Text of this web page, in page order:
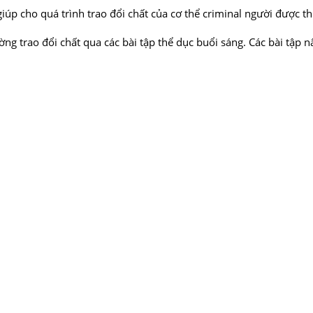
cho quá trình trao đổi chất của cơ thể criminal người được
trao đổi chất qua các bài tập thể dục buổi sáng. Các bài